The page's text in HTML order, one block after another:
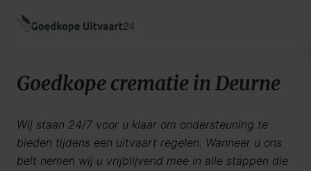
Goedkope crematie in Deurne
Wij staan 24/7 voor u klaar om ondersteuning te
bieden tijdens een uitvaart regelen. Wanneer u ons
belt nemen wij u vrijblijvend mee in alle stappen die